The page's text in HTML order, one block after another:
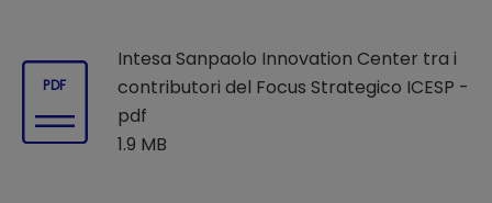
PDF
Intesa Sanpaolo Innovation Center tra i
contributori del Focus Strategico ICESP -
pdf
1.9 MB